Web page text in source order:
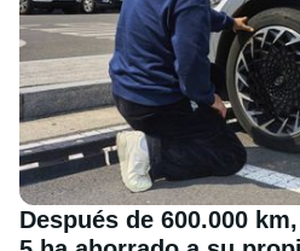
Después de 600.000